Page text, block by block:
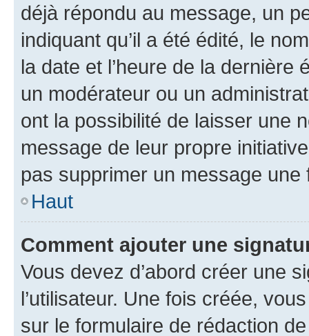
déjà répondu au message, un
indiquant qu’il a été édité, le
la date et l’heure de la dernière
un modérateur ou un
ont la possibilité de laisser une
message de leur propre
pas supprimer un message une
Haut
Comment ajouter une
Vous devez d’abord créer une
l’utilisateur. Une fois créée,
sur le formulaire de rédaction